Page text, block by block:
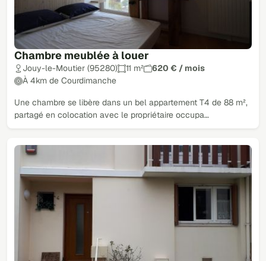
Chambre meublée à louer
Jouy-le-Moutier (95280) 11 m²
620 € / mois
À 4km de Courdimanche
Une chambre se libère dans un bel appartement T4 de 88 m²,
partagé en colocation avec le propriétaire occupa…